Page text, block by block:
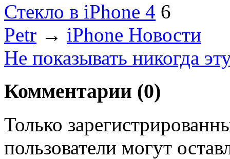
Стекло в iPhone 4 6
Petr → iPhone Новости
Не показывать никогда
Комментарии (0)
Только
пользователи могут